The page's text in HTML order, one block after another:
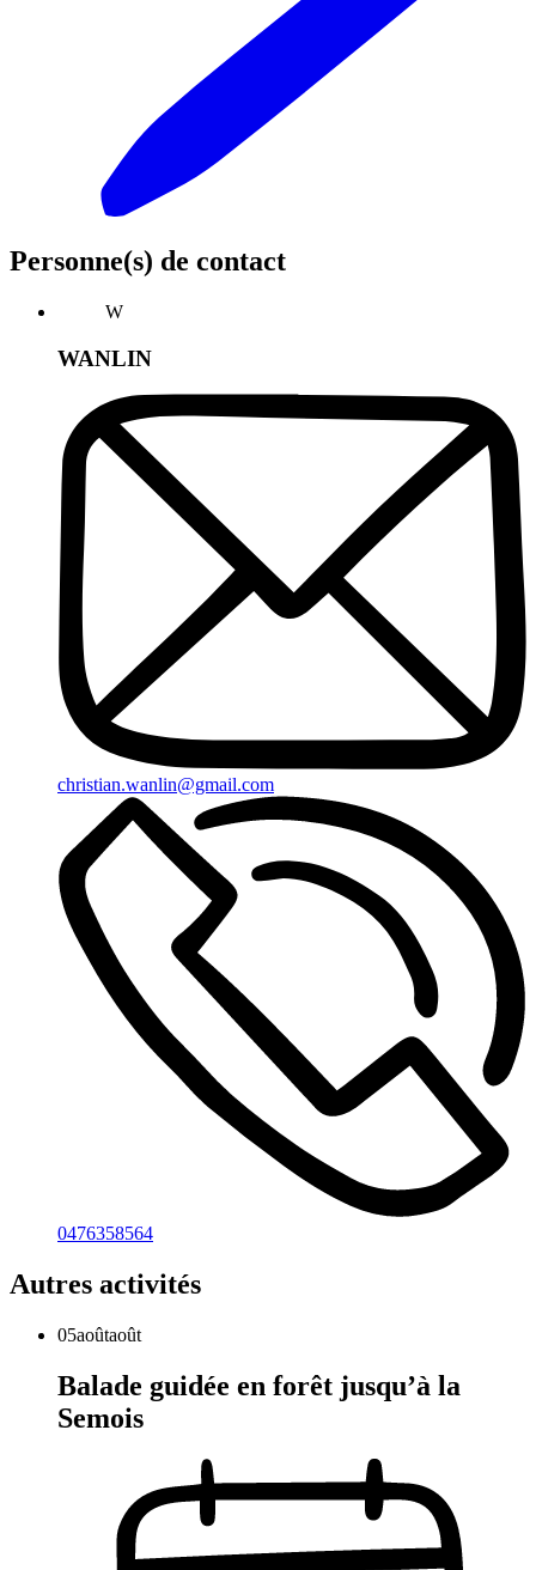
Personne(s) de contact
W
WANLIN
christian.wanlin@gmail.com
0476358564
Autres activités
05aoûtaoût
Balade guidée en forêt jusqu’à la
Semois